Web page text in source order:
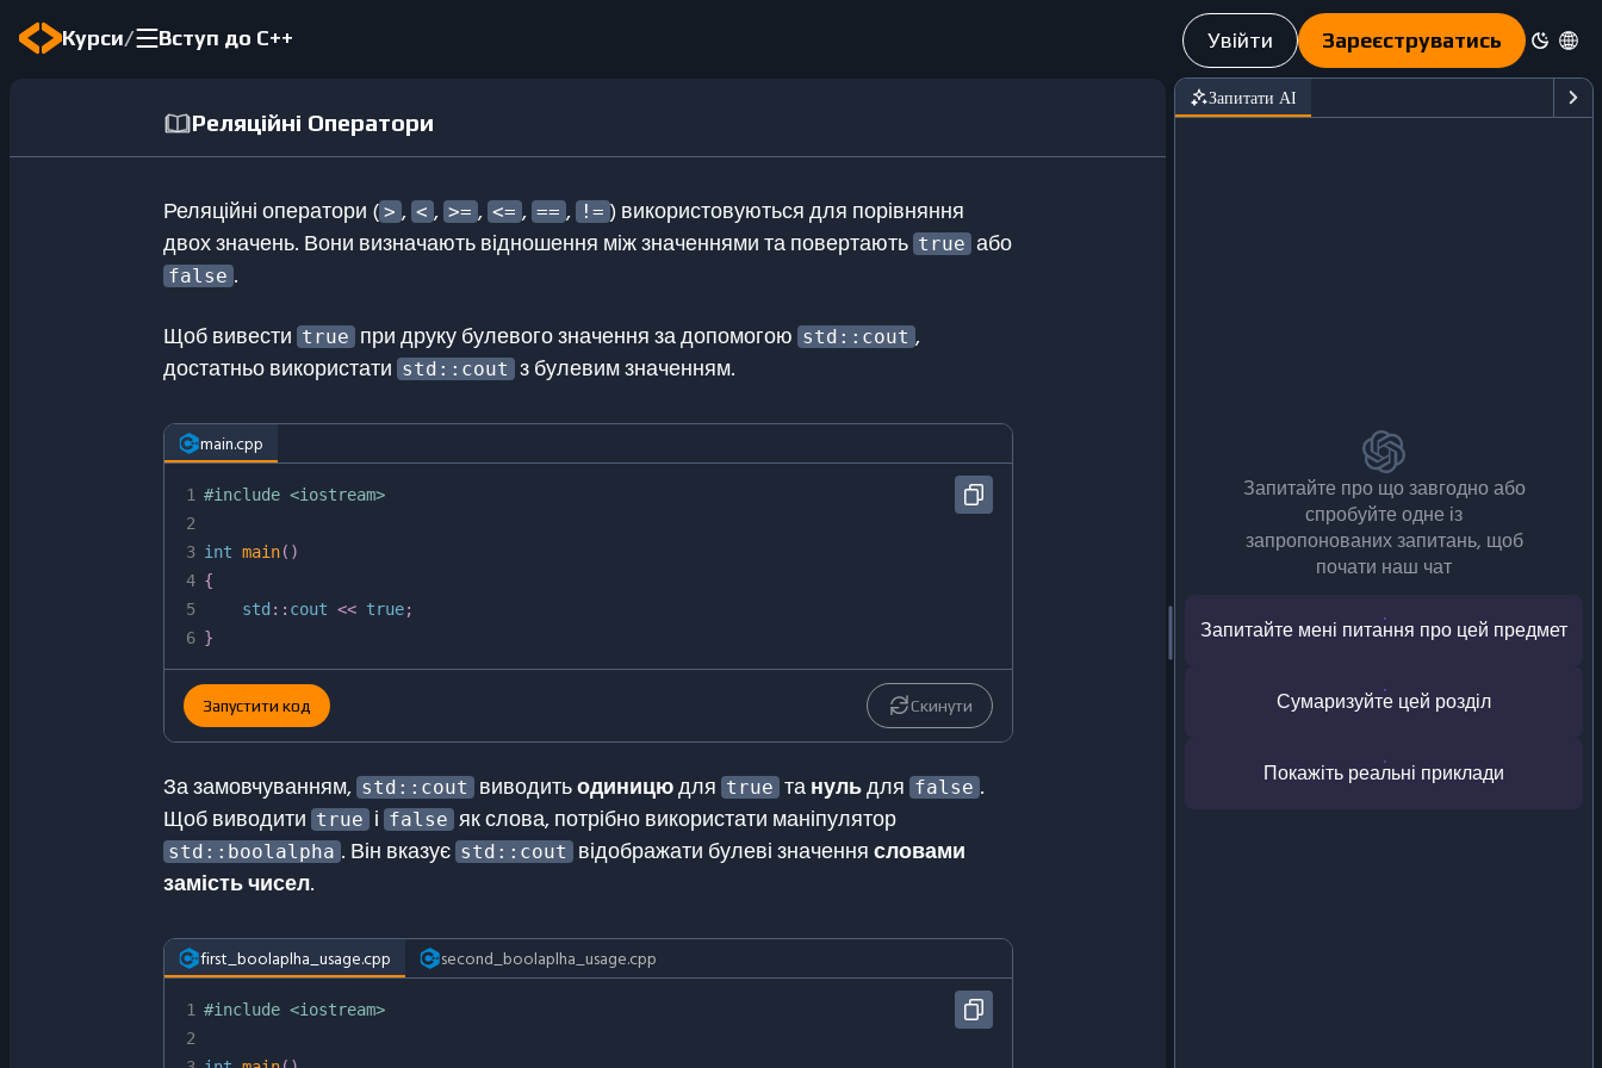
Курси/ Вступ до C++ Увійти Зареєструватись
Реляційні Оператори
Реляційні оператори ( > , < , >= , <= , == , != ) використовуються для порівняння
двох значень. Вони визначають відношення між значеннями та повертають true або
false .
Щоб вивести true при друку булевого значення за допомогою std::cout ,
достатньо використати std::cout з булевим значенням.
main.cpp
1
2
3
4
5
6
#include <iostream>
int main( )
{
    std
:: cout << true;
}
Запустити код Скинути
За замовчуванням, std::cout виводитьодиницюдля true танульдля false .
Щоб виводити true і false як слова, потрібно використати маніпулятор
std::boolalpha . Він вказує std::cout відображати булеві значеннясловами
замість чисел.
first_boolaplha_usage.cpp second_boolaplha_usage.cpp
1
2
#include <iostream>
Запитати АІ
Запитайте про що завгодно або
спробуйте одне із
запропонованих запитань, щоб
почати наш чат
Запитайте мені питання про цей предмет
Сумаризуйте цей розділ
Покажіть реальні приклади